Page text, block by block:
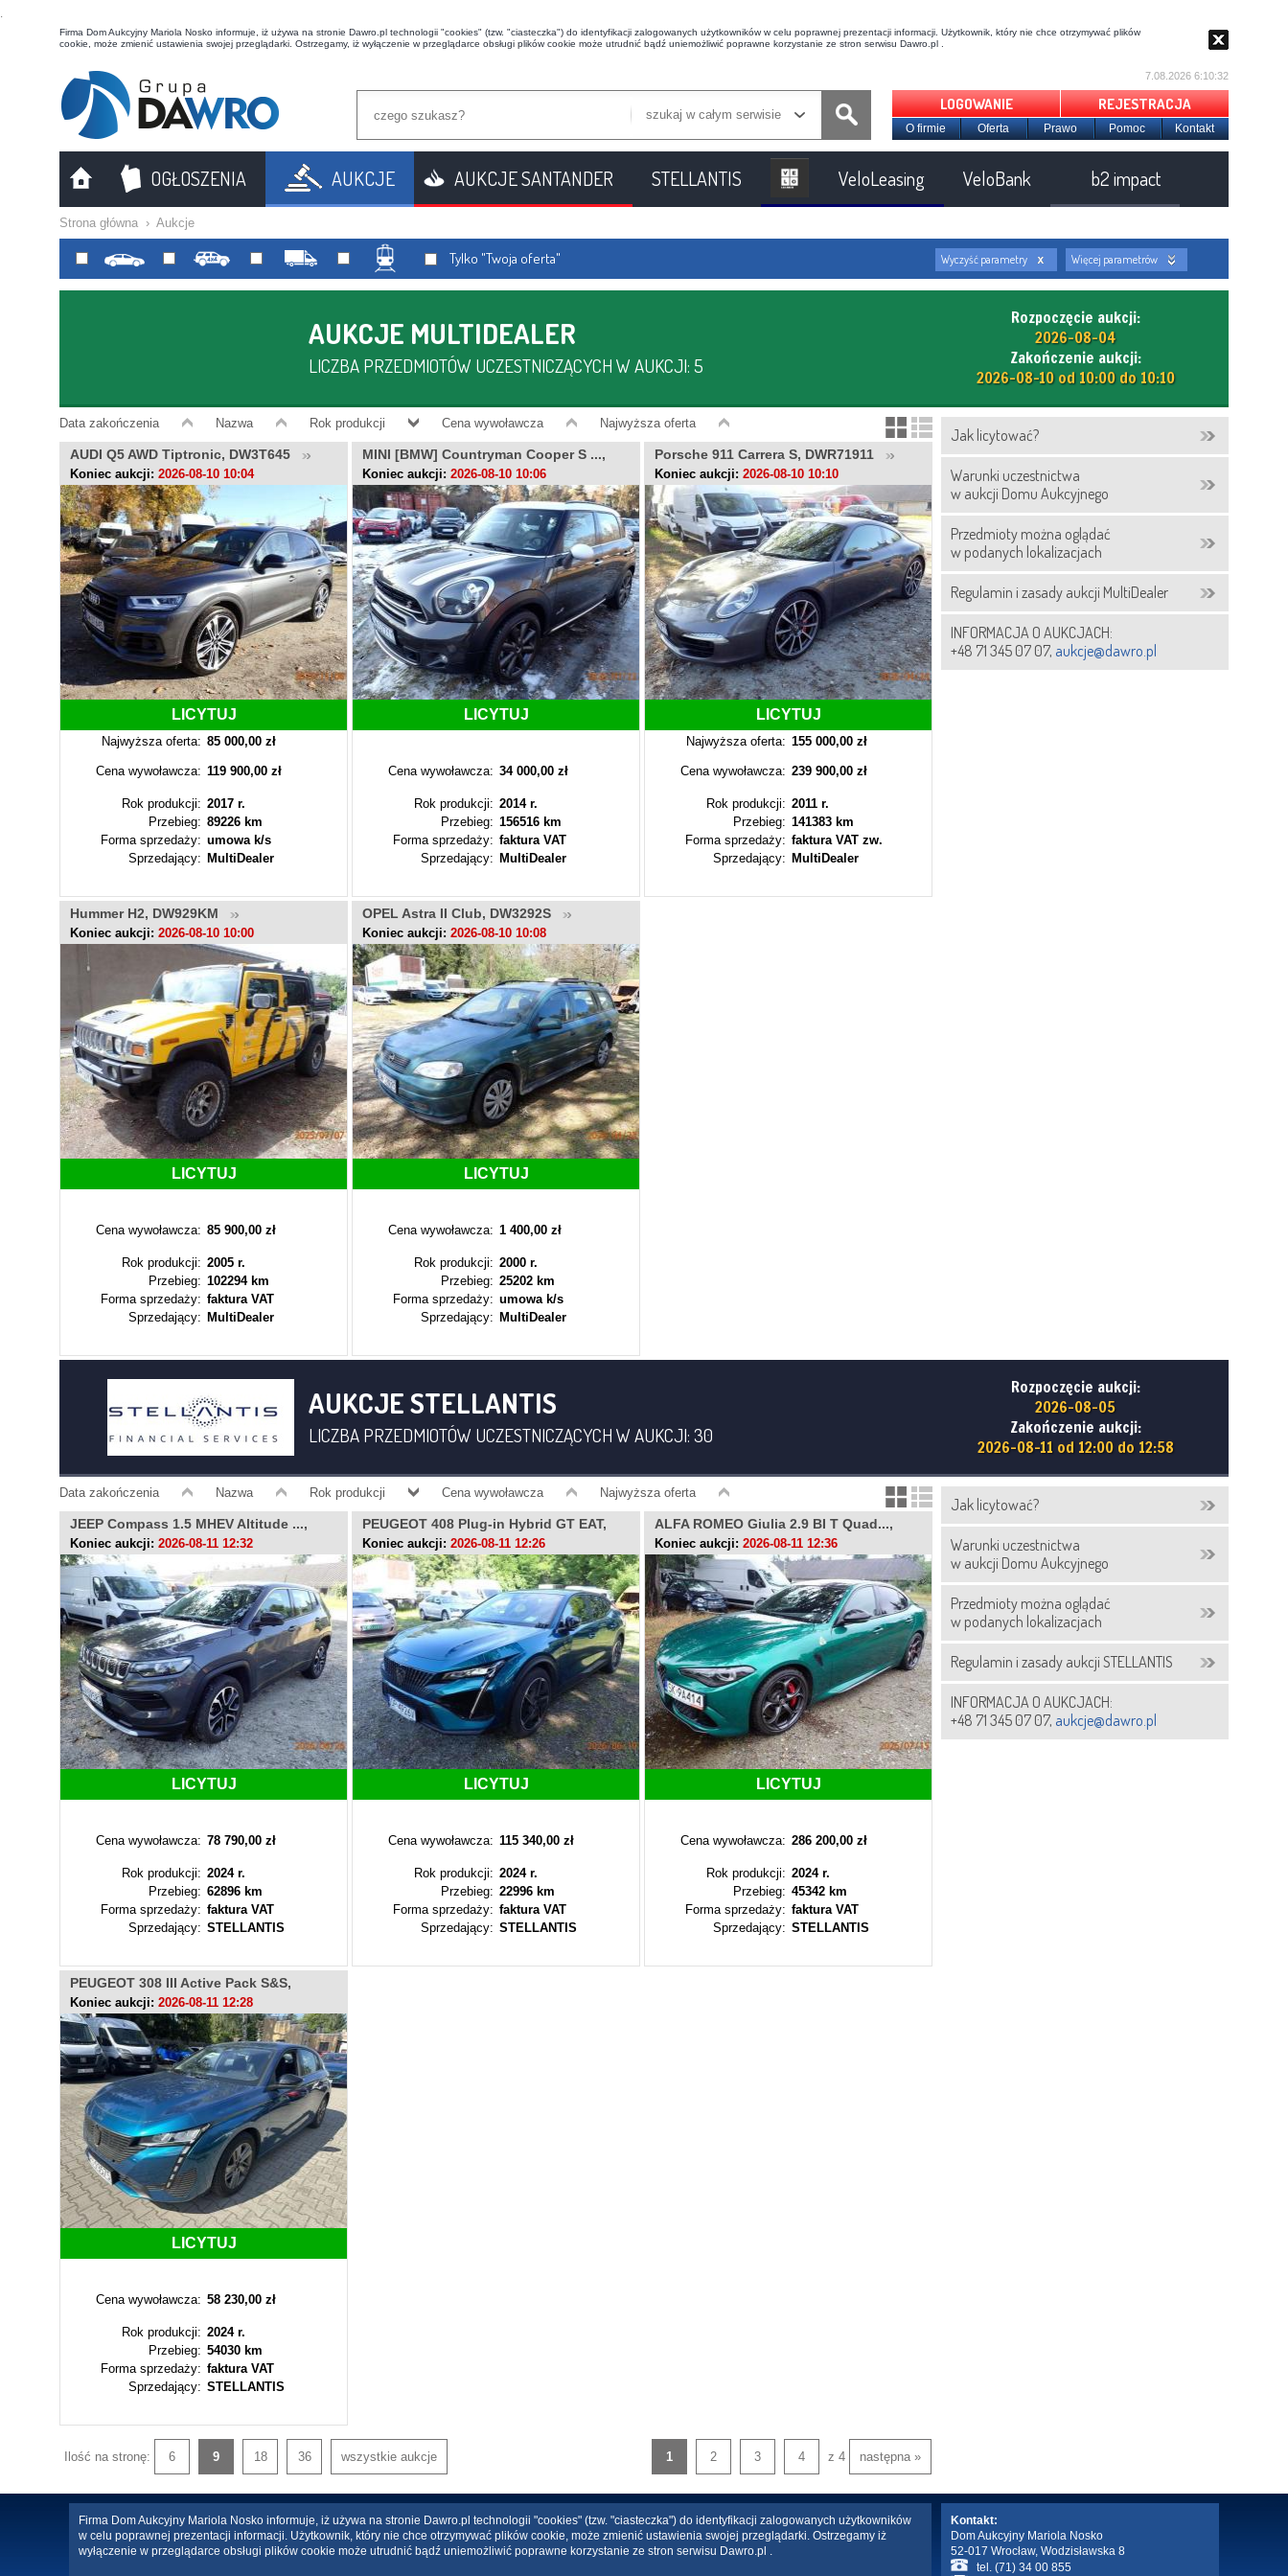
t
Firma Dom Aukcyjny Mariola Nosko informuje, iż używa na stronie Dawro.pl technologii "cookies" (tzw. "ciasteczka") do identyfikacji zalogowanych użytkowników w celu poprawnej prezentacji informacji. Użytkownik, który nie chce otrzymywać plików
cookie, może zmienić ustawienia swojej przeglądarki. Ostrzegamy, iż wyłączenie w przeglądarce obsługi plików cookie może utrudnić bądź uniemożliwić poprawne korzystanie ze stron serwisu Dawro.pl .
szukaj w całym serwisie
7.08.2026 6:10:33
LOGOWANIE REJESTRACJA
O firmie Oferta Prawo Pomoc Kontakt
OGŁOSZENIA AUKCJE AUKCJE SANTANDER STELLANTIS VeloLeasing VeloBank b2 impact
Strona główna › Aukcje
Tylko "Twoja oferta" Wyczyść parametry Więcej parametrów
AUKCJE MULTIDEALER
LICZBA PRZEDMIOTÓW UCZESTNICZĄCYCH W AUKCJI: 5
Rozpoczęcie aukcji:
2026-08-04
Zakończenie aukcji:
2026-08-10 od 10:00 do 10:10
Jak licytować?
Warunki uczestnictwa
w aukcji Domu Aukcyjnego
Przedmioty można oglądać
w podanych lokalizacjach
Regulamin i zasady aukcji MultiDealer
INFORMACJA O AUKCJACH:
+48 71 345 07 07, aukcje@dawro.pl
Data zakończenia Nazwa Rok produkcji Cenawywoławcza Najwyższa oferta
AUDI Q5 AWD Tiptronic, DW3T645
Koniec aukcji: 2026-08-10 10:04
LICYTUJ
Najwyższa oferta: 85 000,00 zł
Cena wywoławcza: 119 900,00 zł
Rok produkcji: 2017 r.
Przebieg: 89226 km
Forma sprzedaży: umowa k/s
Sprzedający: MultiDealer
MINI [BMW] Countryman Cooper S ...,
DW077YY
Koniec aukcji: 2026-08-10 10:06
LICYTUJ
Cena wywoławcza: 34 000,00 zł
Rok produkcji: 2014 r.
Przebieg: 156516 km
Forma sprzedaży: faktura VAT
Sprzedający: MultiDealer
Porsche 911 Carrera S, DWR71911
Koniec aukcji: 2026-08-10 10:10
LICYTUJ
Najwyższa oferta: 155 000,00 zł
Cena wywoławcza: 239 900,00 zł
Rok produkcji: 2011 r.
Przebieg: 141383 km
Forma sprzedaży: faktura VAT zw.
Sprzedający: MultiDealer
Hummer H2, DW929KM
Koniec aukcji: 2026-08-10 10:00
LICYTUJ
Cena wywoławcza: 85 900,00 zł
Rok produkcji: 2005 r.
Przebieg: 102294 km
Forma sprzedaży: faktura VAT
Sprzedający: MultiDealer
OPEL Astra II Club, DW3292S
Koniec aukcji: 2026-08-10 10:08
LICYTUJ
Cena wywoławcza: 1 400,00 zł
Rok produkcji: 2000 r.
Przebieg: 25202 km
Forma sprzedaży: umowa k/s
Sprzedający: MultiDealer
AUKCJE STELLANTIS
LICZBA PRZEDMIOTÓW UCZESTNICZĄCYCH W AUKCJI: 30
Rozpoczęcie aukcji:
2026-08-05
Zakończenie aukcji:
2026-08-11 od 12:00 do 12:58
Jak licytować?
Warunki uczestnictwa
w aukcji Domu Aukcyjnego
Przedmioty można oglądać
w podanych lokalizacjach
Regulamin i zasady aukcji STELLANTIS
INFORMACJA O AUKCJACH:
+48 71 345 07 07, aukcje@dawro.pl
Data zakończenia Nazwa Rok produkcji Cenawywoławcza Najwyższa oferta
JEEP Compass 1.5 MHEV Altitude ...,
DX09583
Koniec aukcji: 2026-08-11 12:32
LICYTUJ
Cena wywoławcza: 78 790,00 zł
Rok produkcji: 2024 r.
Przebieg: 62896 km
Forma sprzedaży: faktura VAT
Sprzedający: STELLANTIS
PEUGEOT 408 Plug-in Hybrid GT EAT,
OP4926V
Koniec aukcji: 2026-08-11 12:26
LICYTUJ
Cena wywoławcza: 115 340,00 zł
Rok produkcji: 2024 r.
Przebieg: 22996 km
Forma sprzedaży: faktura VAT
Sprzedający: STELLANTIS
ALFA ROMEO Giulia 2.9 BI T Quad...,
SK9A414
Koniec aukcji: 2026-08-11 12:36
LICYTUJ
Cena wywoławcza: 286 200,00 zł
Rok produkcji: 2024 r.
Przebieg: 45342 km
Forma sprzedaży: faktura VAT
Sprzedający: STELLANTIS
PEUGEOT 308 III Active Pack S&S,
PY93575
Koniec aukcji: 2026-08-11 12:28
LICYTUJ
Cena wywoławcza: 58 230,00 zł
Rok produkcji: 2024 r.
Przebieg: 54030 km
Forma sprzedaży: faktura VAT
Sprzedający: STELLANTIS
Ilość na stronę: 6 9 18 36 wszystkie aukcje 1 2 3 4 z 4 następna »
Firma Dom Aukcyjny Mariola Nosko informuje, iż używa na stronie Dawro.pl technologii "cookies" (tzw. "ciasteczka") do identyfikacji zalogowanych użytkowników
w celu poprawnej prezentacji informacji. Użytkownik, który nie chce otrzymywać plików cookie, może zmienić ustawienia swojej przeglądarki. Ostrzegamy iż
wyłączenie w przeglądarce obsługi plików cookie może utrudnić bądź uniemożliwić poprawne korzystanie ze stron serwisu Dawro.pl .
Kontakt:
Dom Aukcyjny Mariola Nosko
52-017 Wrocław, Wodzisławska 8
tel. (71) 34 00 855